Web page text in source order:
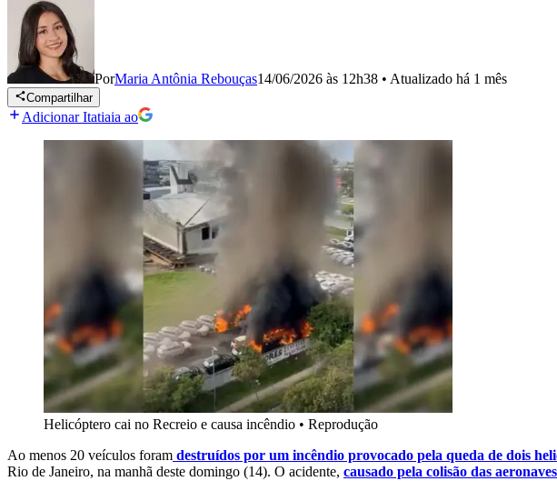
PorMaria Antônia Rebouças14/06/2026 às 12h38 • Atualizado há 1 mês
Compartilhar
Adicionar Itatiaia ao
Helicóptero cai no Recreio e causa incêndio • Reprodução
Ao menos 20 veículos foram destruídos por um incêndio provocado pela queda de dois
Rio de Janeiro, na manhã deste domingo (14). O acidente, causado pela colisão das